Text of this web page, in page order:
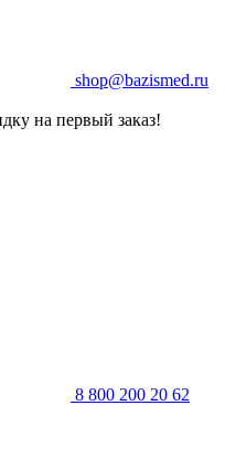
shop@bazismed.ru
на первый заказ!
8 800 200 20 62